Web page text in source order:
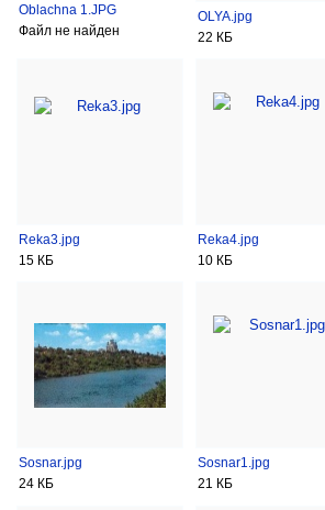
Oblachna 1.JPG
Файл не найден
OLYA.jpg
22 КБ
Reka3.jpg
15 КБ
Reka4.jpg
10 КБ
Sosnar.jpg
24 КБ
Sosnar1.jpg
21 КБ